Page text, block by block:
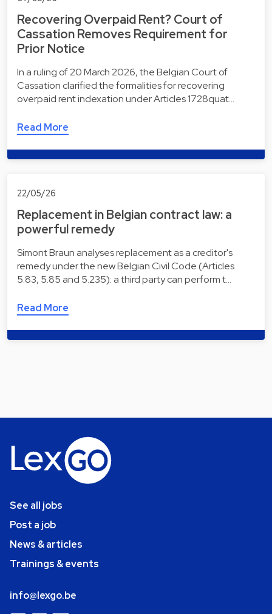
Recovering Overpaid Rent? Court of
Cassation Removes Requirement for
Prior Notice
In a ruling of 20 March 2026, the Belgian Court of
Cassation clarified the formalities for recovering
overpaid rent indexation under Articles 1728quat…
Read More
22/05/26
Replacement in Belgian contract law: a
powerful remedy
Simont Braun analyses replacement as a creditor's
remedy under the new Belgian Civil Code (Articles
5.83, 5.85 and 5.235): a third party can perform t…
Read More
See all jobs
Post a job
News & articles
Trainings & events
info@lexgo.be